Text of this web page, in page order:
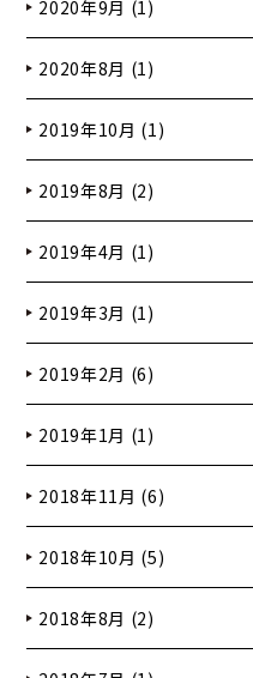
2020年9月 (1)
2020年8月 (1)
2019年10月 (1)
2019年8月 (2)
2019年4月 (1)
2019年3月 (1)
2019年2月 (6)
2019年1月 (1)
2018年11月 (6)
2018年10月 (5)
2018年8月 (2)